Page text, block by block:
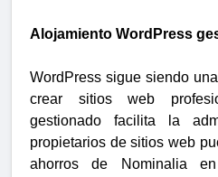
Alojamiento WordPress
WordPress sigue siendo
crear sitios web
gestionado facilita la
propietarios de sitios web
ahorros de Nominalia